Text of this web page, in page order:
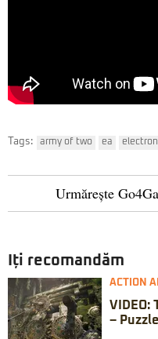
Tags: army of two ea
Urmărește
Iți recomandăm
ACTION
VIDEO:
–